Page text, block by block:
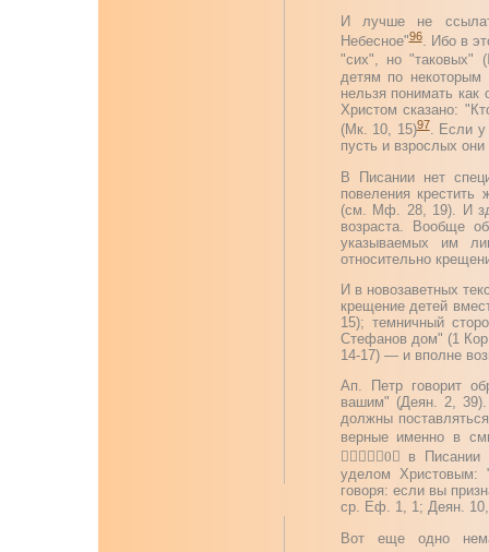
И лучше не
Небесное"96. Ибо в
"сих", но "таковых" (
детям по некоторым
нельзя понимать
Христом сказано:
(Мк. 10, 15)97. Если у
пусть и взрослых
В Писании нет
повеления
(см. Мф. 28, 19). И
возраста. Вообще
указываемых им
относительно
И в новозаветных
крещение детей
15); темничный
Стефанов дом" (1
14-17) — и вполне
Ап. Петр говорит
вашим" (Деян. 2,
должны
верные именно в
0  в Писании
уделом Христовым:
говоря: если вы
ср. Еф. 1, 1; Деян.
Вот еще одно